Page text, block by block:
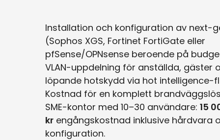
Installation och konfiguration av next-
(Sophos XGS, Fortinet FortiGate eller
pfSense/OPNsense beroende på
VLAN-uppdelning för anställda, gäster
löpande hotskydd via hot intelligence-
Kostnad för en komplett
SME-kontor med 10–30 användare: 15
kr engångskostnad inklusive hårdvara
konfiguration.